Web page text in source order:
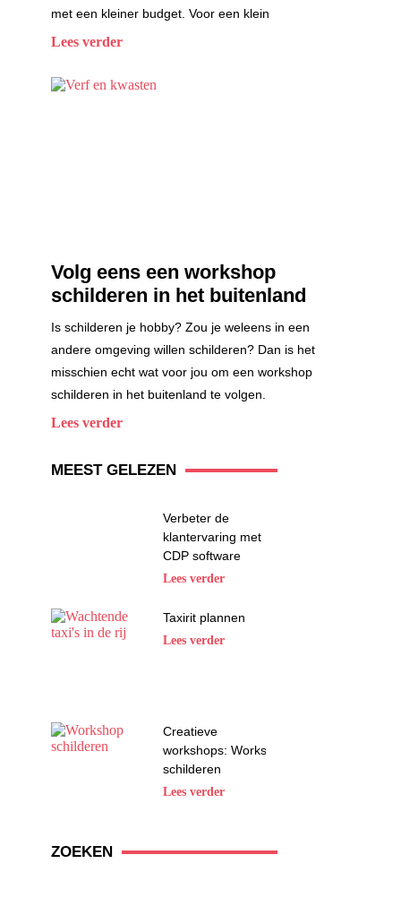
met een kleiner budget. Voor een klein
Lees verder
Volg eens een workshop
schilderen in het buitenland
Is schilderen je hobby? Zou je weleens in een
andere omgeving willen schilderen? Dan is het
misschien echt wat voor jou om een workshop
schilderen in het buitenland te volgen.
Lees verder
MEEST GELEZEN
Verbeter de
klantervaring met
CDP software
Lees verder
Taxirit plannen
Lees verder
Creatieve
workshops: Workshop
schilderen
Lees verder
ZOEKEN